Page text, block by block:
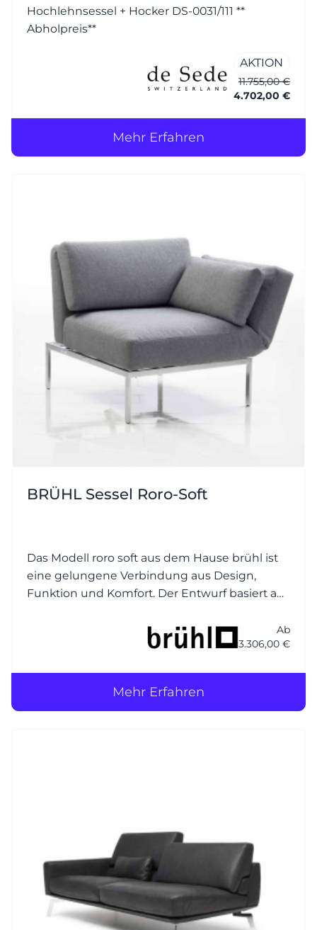
Hochlehnsessel + Hocker DS-0031/111 **
Abholpreis**
AKTION
11.755,00 €
4.702,00 €
Mehr Erfahren
BRÜHL Sessel Roro-Soft
Das Modell roro soft aus dem Hause brühl ist
eine gelungene Verbindung aus Design,
Funktion und Komfort. Der Entwurf basiert auf
um eine weichere, einladender Polsterung
ergänzt – daher der Zusatz soft.
Ab
3.306,00 €
Mehr Erfahren